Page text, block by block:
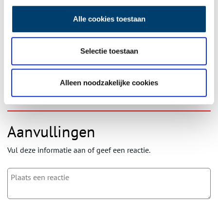
Alle cookies toestaan
Selectie toestaan
Alleen noodzakelijke cookies
Ontvang de nieuwsbrief
Wilt u op de hoogte blijven van de mooiste verhalen en het
laatste erfgoednieuws? Schrijf u dan nu in voor onze
wekelijkse nieuwsbrief!
Bij inschrijving gaat u akkoord met onsprivacybeleid.
Aanvullingen
Vul deze informatie aan of geef een reactie.